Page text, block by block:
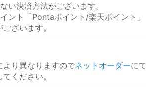
い決済方法がございます。
ント「Pontaポイント/楽天ポイント」
ざいます。
より異なりますのでネットオーダーにて
ください。